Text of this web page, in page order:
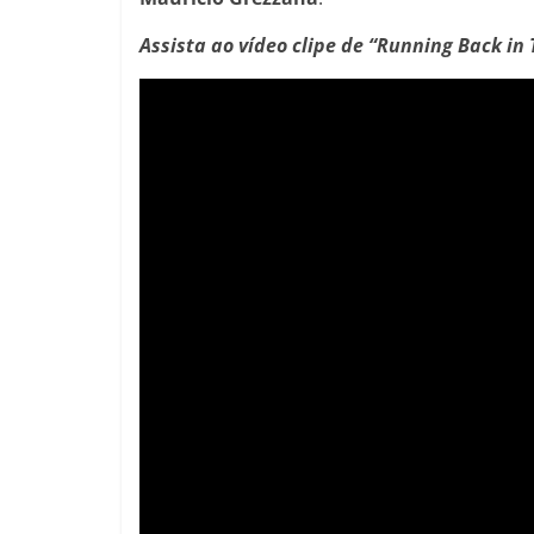
Assista ao vídeo clipe de “Running Back in